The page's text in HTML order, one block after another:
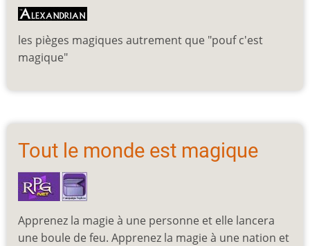
les pièges magiques autrement que "pouf c'est
magique"
Tout le monde est magique
Apprenez la magie à une personne et elle lancera
une boule de feu. Apprenez la magie à une nation et